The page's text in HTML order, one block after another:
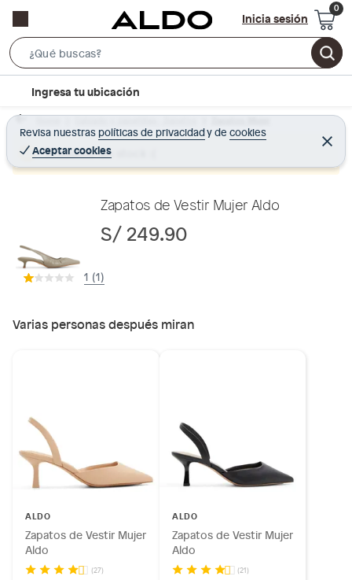
Inicia sesión
e
r
c
B
r
c
t
n
Ingresa tu ubicación
Revisa nuestras políticas de privacidadyde cookies
Aceptar cookies
C
e
r
Home Calzado y zapatillas - Zapatos Zapatos Mujer
Producto sin stock :(
Zapatos de Vestir Mujer Aldo
S/ 249.90
1 (1)
Varias personas después miran
ALDO
Zapatos de Vestir Mujer
Aldo
(27)
ALDO
Zapatos de Vestir Mujer
Aldo
(21)